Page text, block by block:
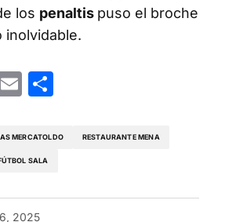
los penaltis puso el broche
inolvidable.
Email
MERCATOLDO RESTAURANTE MENA
SALA
2025